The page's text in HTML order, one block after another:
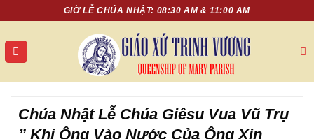
nội
dung
GIỜ LỄ CHÚA NHẬT: 08:30 AM & 11:00 AM
Chúa Nhật Lễ Chúa Giêsu Vua Vũ Trụ
” Khi Ông Vào Nước Của Ông Xin